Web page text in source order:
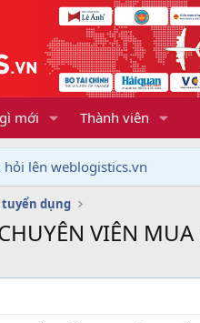
mới Thành viên
lên weblogistics.vn
tuyển dụng
VIÊN MUA